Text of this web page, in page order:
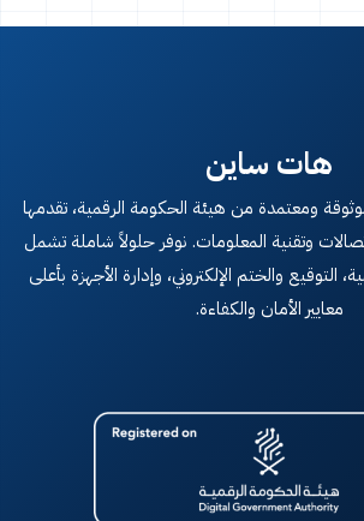
هات ساين
ومعتمدة من هيئة الحكومة الرقمية، تقدمها
وتقنية المعلومات. نوفر حلولاً شاملة تشمل
التوقيع والختم الإلكتروني، وإدارة الأجهزة بأعلى
معايير الأمان والكفاءة.